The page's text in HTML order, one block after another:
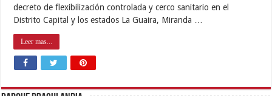
decreto de flexibilización controlada y cerco sanitario en el
Distrito Capital y los estados La Guaira, Miranda …
Leer mas...